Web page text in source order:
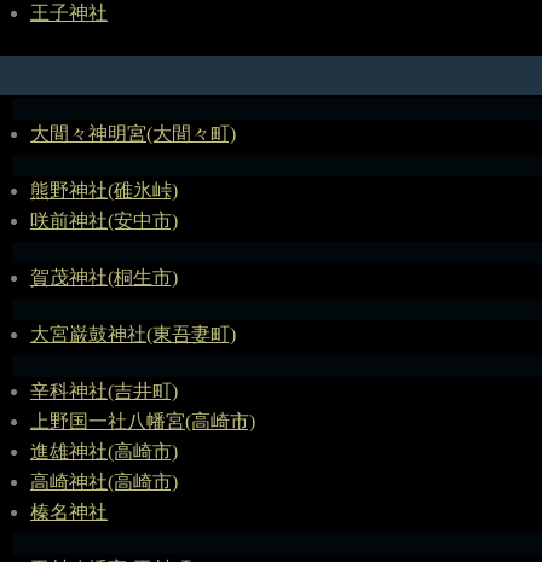
王子神社
大間々神明宮(大間々町)
熊野神社(碓氷峠)
咲前神社(安中市)
賀茂神社(桐生市)
大宮巌鼓神社(東吾妻町)
辛科神社(吉井町)
上野国一社八幡宮(高崎市)
進雄神社(高崎市)
高崎神社(高崎市)
榛名神社